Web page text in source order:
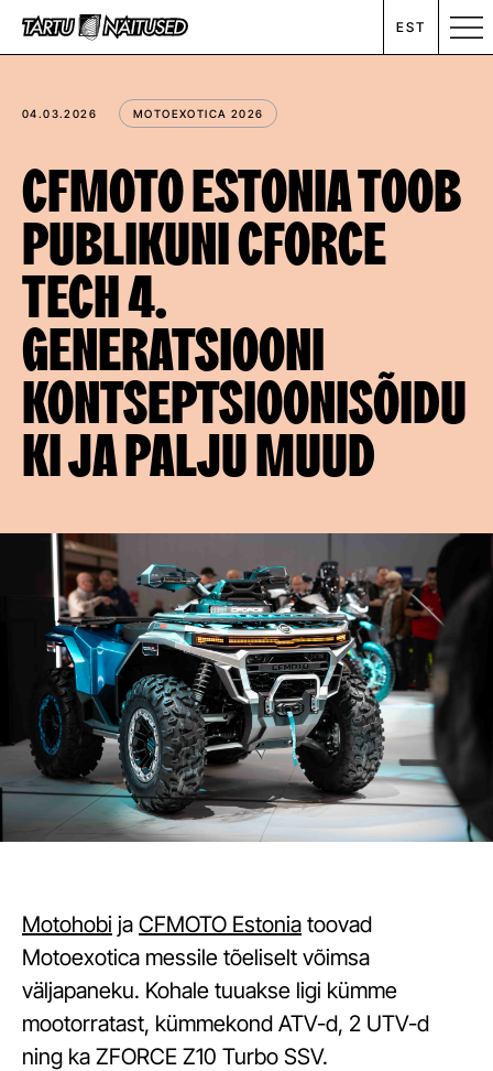
MESSIKALENDER
RENT
ETTEVÕTTEST
UUDISED
KONTAKT
EST
04.03.2026 MOTOEXOTICA 2026
CFMOTO ESTONIA TOOB
PUBLIKUNI CFORCE
TECH 4.
GENERATSIOONI
KONTSEPTSIOONISÕIDU
KI JA PALJU MUUD
Motohobi ja CFMOTO Estonia toovad
Motoexotica messile tõeliselt võimsa
väljapaneku. Kohale tuuakse ligi kümme
mootorratast, kümmekond ATV-d, 2 UTV-d
ning ka ZFORCE Z10 Turbo SSV.